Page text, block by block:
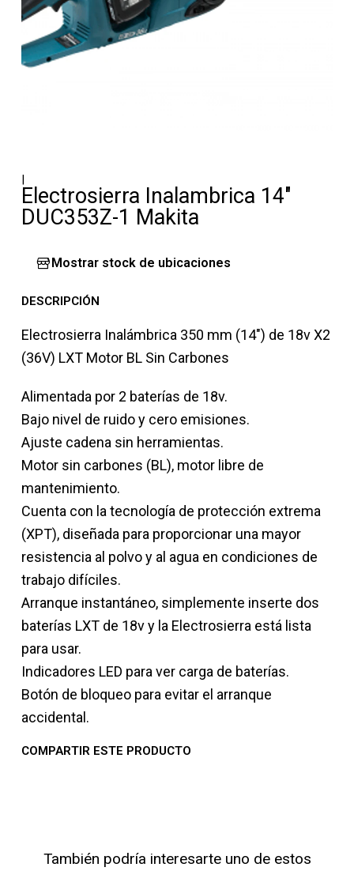
|
Electrosierra Inalambrica 14"
DUC353Z-1 Makita
Mostrar stock de ubicaciones
DESCRIPCIÓN
Electrosierra Inalámbrica 350 mm (14″) de 18v X2
(36V) LXT Motor BL Sin Carbones
Alimentada por 2 baterías de 18v.
Bajo nivel de ruido y cero emisiones.
Ajuste cadena sin herramientas.
Motor sin carbones (BL), motor libre de
mantenimiento.
Cuenta con la tecnología de protección extrema
(XPT), diseñada para proporcionar una mayor
resistencia al polvo y al agua en condiciones de
trabajo difíciles.
Arranque instantáneo, simplemente inserte dos
baterías LXT de 18v y la Electrosierra está lista
para usar.
Indicadores LED para ver carga de baterías.
Botón de bloqueo para evitar el arranque
accidental.
COMPARTIR ESTE PRODUCTO
También podría interesarte uno de estos